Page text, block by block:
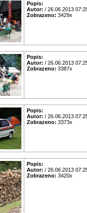
Popis:
Autor: / 26.06.2013
Zobrazeno: 3429x
Popis:
Autor: / 26.06.2013
Zobrazeno: 3387x
Popis:
Autor: / 26.06.2013
Zobrazeno: 3373x
Popis:
Autor: / 26.06.2013
Zobrazeno: 3420x